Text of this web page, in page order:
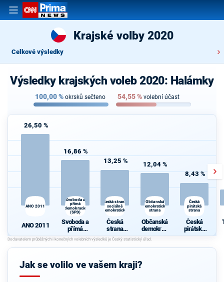
Krajské volby 2020
Celkové výsledky
Výsledky krajských voleb 2020: Halámky
100,00% okrsků sečteno 54,55% volební účast
26,50 %
ANO 2011
ANO 2011
16,86 %
Svoboda a
přímá
demokracie
(SPD)
Svoboda a
přímá
demokraci
e (SPD)
13,25 %
Česká strana
sociálně
demokratická
Česká
strana
sociálně
demokrati
cká
12,04 %
Občanská
demokratická
strana
Občanská
demokrati
cká strana
8,43 %
Česká
pirátská
strana
Česká
pirátská
strana
Jak se volilo ve vašem kraji?